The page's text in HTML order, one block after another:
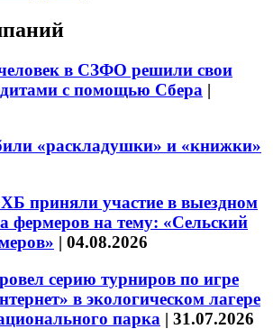
в СЗФО решили свои
с помощью Сбера |
«раскладушки» и «книжки»
приняли участие в выездном
фермеров на тему: «Сельский
| 04.08.2026
серию турниров по игре
в экологическом лагере
парка | 31.07.2026